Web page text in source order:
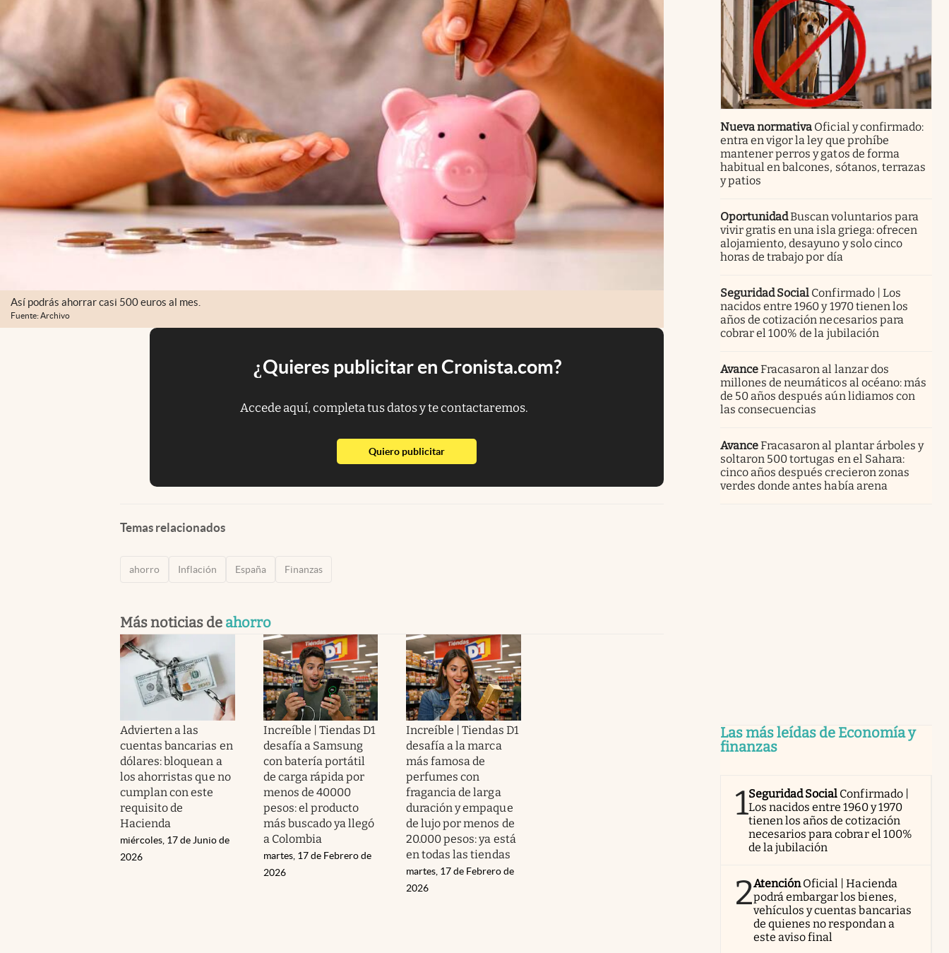
Así podrás ahorrar casi 500 euros al mes.
Fuente: Archivo
¿Quieres publicitar en Cronista.com?
Accede aquí, completa tus datos y te contactaremos.
Quiero publicitarabre en nueva pestaña
Temas relacionados
ahorro Inflación España Finanzas
Más noticias de ahorro
Advierten a las
cuentas bancarias en
dólares: bloquean a
los ahorristas que no
cumplan con este
requisito de
Hacienda
miércoles, 17 de Junio de
2026
Increíble | Tiendas D1
desafía a Samsung
con batería portátil
de carga rápida por
menos de 40000
pesos: el producto
más buscado ya llegó
a Colombia
martes, 17 de Febrero de
2026
Increíble | Tiendas D1
desafía a la marca
más famosa de
perfumes con
fragancia de larga
duración y empaque
de lujo por menos de
20.000 pesos: ya está
en todas las tiendas
martes, 17 de Febrero de
2026
Nueva normativa Oficial y confirmado:
entra en vigor la ley que prohíbe
mantener perros y gatos de forma
habitual en balcones, sótanos, terrazas
y patios
OportunidadBuscan voluntarios para
vivir gratis en una isla griega: ofrecen
alojamiento, desayuno y solo cinco
horas de trabajo por día
Seguridad Social Confirmado | Los
nacidos entre 1960 y 1970 tienen los
años de cotización necesarios para
cobrar el 100% de la jubilación
AvanceFracasaron al lanzar dos
millones de neumáticos al océano: más
de 50 años después aún lidiamos con
las consecuencias
AvanceFracasaron al plantar árboles y
soltaron 500 tortugas en el Sahara:
cinco años después crecieron zonas
verdes donde antes había arena
Las más leídas de Economía y
finanzas
1Seguridad Social Confirmado |
Los nacidos entre 1960 y 1970
tienen los años de cotización
necesarios para cobrar el 100%
de la jubilación
2AtenciónOficial | Hacienda
podrá embargar los bienes,
vehículos y cuentas bancarias
de quienes no respondan a
este aviso final